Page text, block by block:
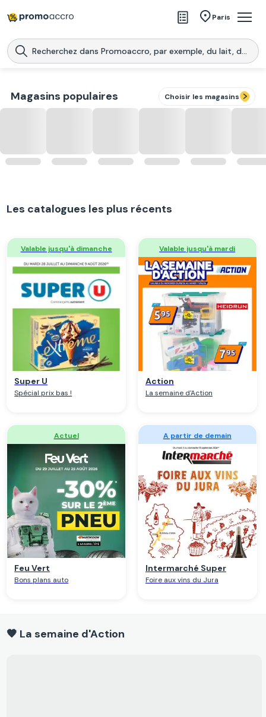
Paris
Magasins
Produits
Télécharge l’application
Promoaccro
Télécharger
l'application
Magasins populaires Choisir les magasins
Les catalogues les plus récents
Regarder
Super U
Spécial prix bas !
Regarder
Action
La semaine d'Action
Regarder
Feu Vert
Bons plans auto
Regarder
Intermarché Super
Foire aux vins du Jura
🧡 La semaine d'Action